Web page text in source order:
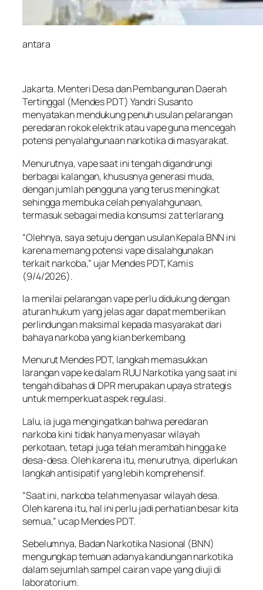
antara
Jakarta. Menteri Desa dan Pembangunan Daerah
Tertinggal (Mendes PDT) Yandri Susanto
menyatakan mendukung penuh usulan pelarangan
peredaran rokok elektrik atau vape guna mencegah
potensi penyalahgunaan narkotika di masyarakat.
Menurutnya, vape saat ini tengah digandrungi
berbagai kalangan, khususnya generasi muda,
dengan jumlah pengguna yang terus meningkat
sehingga membuka celah penyalahgunaan,
termasuk sebagai media konsumsi zat terlarang.
“Olehnya, saya setuju dengan usulan Kepala BNN ini
karena memang potensi vape disalahgunakan
terkait narkoba,” ujar Mendes PDT, Kamis
(9/4/2026).
Ia menilai pelarangan vape perlu didukung dengan
aturan hukum yang jelas agar dapat memberikan
perlindungan maksimal kepada masyarakat dari
bahaya narkoba yang kian berkembang.
Menurut Mendes PDT, langkah memasukkan
larangan vape ke dalam RUU Narkotika yang saat ini
tengah dibahas di DPR merupakan upaya strategis
untuk memperkuat aspek regulasi.
Lalu, ia juga mengingatkan bahwa peredaran
narkoba kini tidak hanya menyasar wilayah
perkotaan, tetapi juga telah merambah hingga ke
desa-desa. Oleh karena itu, menurutnya, diperlukan
langkah antisipatif yang lebih komprehensif.
“Saat ini, narkoba telah menyasar wilayah desa.
Oleh karena itu, hal ini perlu jadi perhatian besar kita
semua,” ucap Mendes PDT.
Sebelumnya, Badan Narkotika Nasional (BNN)
mengungkap temuan adanya kandungan narkotika
dalam sejumlah sampel cairan vape yang diuji di
laboratorium.